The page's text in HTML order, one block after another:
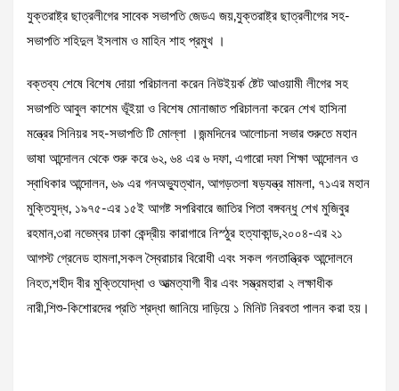
যুক্তরাষ্ট্র ছাত্রলীগের সাবেক সভাপতি জেডএ জয়,যুক্তরাষ্ট্র ছাত্রলীগের সহ-
সভাপতি শহিদুল ইসলাম ও মাহিন শাহ প্রমুখ ।
বক্তব্য শেষে বিশেষ দোয়া পরিচালনা করেন নিউইয়র্ক ষ্টেট আওয়ামী লীগের সহ
সভাপতি আবুল কাশেম ভূঁইয়া ও বিশেষ মোনাজাত পরিচালনা করেন শেখ হাসিনা
মন্ত্রের সিনিয়র সহ-সভাপতি টি মোল্লা ।জন্মদিনের আলোচনা সভার শুরুতে মহান
ভাষা আন্দোলন থেকে শুরু করে ৬২, ৬৪ এর ৬ দফা, এগারো দফা শিক্ষা আন্দোলন ও
স্বাধিকার আন্দোলন, ৬৯ এর গনঅভ্যুত্থান, আগড়তলা ষড়যন্ত্র মামলা, ৭১এর মহান
মুক্তিযুদ্ধ, ১৯৭৫-এর ১৫ই আগষ্ট সপরিবারে জাতির পিতা বঙ্গবন্ধু শেখ মুজিবুর
রহমান,৩রা নভেম্বর ঢাকা কেন্দ্রীয় কারাগারে নিস্ঠুর হত্যাকান্ড,২০০৪-এর ২১
আগস্ট গ্রেনেড হামলা,সকল স্বৈরাচার বিরোধী এবং সকল গনতান্ত্রিক আন্দোলনে
নিহত,শহীদ বীর মুক্তিযোদ্ধা ও আত্মত্যাগী বীর এবং সম্ভ্রমহারা ২ লক্ষাধীক
নারী,শিশু-কিশোরদের প্রতি শ্রদ্ধা জানিয়ে দাড়িয়ে ১ মিনিট নিরবতা পালন করা হয়।